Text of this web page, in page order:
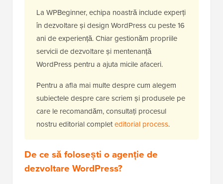
La WPBeginner, echipa noastră include experți
în dezvoltare și design WordPress cu peste 16
ani de experiență. Chiar gestionăm propriile
servicii de dezvoltare și mentenanță
WordPress pentru a ajuta micile afaceri.
Pentru a afla mai multe despre cum alegem
subiectele despre care scriem și produsele pe
care le recomandăm, consultați procesul
nostru editorial completeditorial process.
De ce să folosești o agenție de
dezvoltare WordPress?